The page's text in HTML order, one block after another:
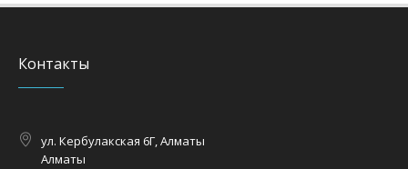
Контакты
ул. Кербулакская 6Г, Алматы
Алматы